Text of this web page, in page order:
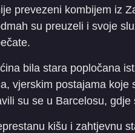
prevezeni kombijem iz
su preuzeli i svoje
bila stara popločana
vjerskim postajama koje
su se u Barcelosu, gdje
kišu i zahtjevnu